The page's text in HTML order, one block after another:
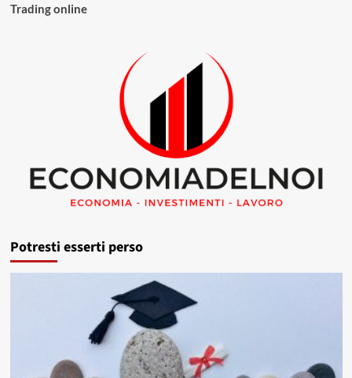
Trading online
Potresti esserti perso